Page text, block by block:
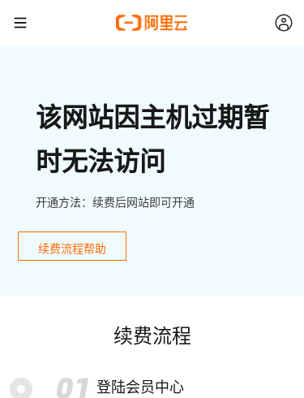
该网站因主机过期暂
时无法访问
开通方法：续费后网站即可开通
续费流程帮助
续费流程
登陆会员中心